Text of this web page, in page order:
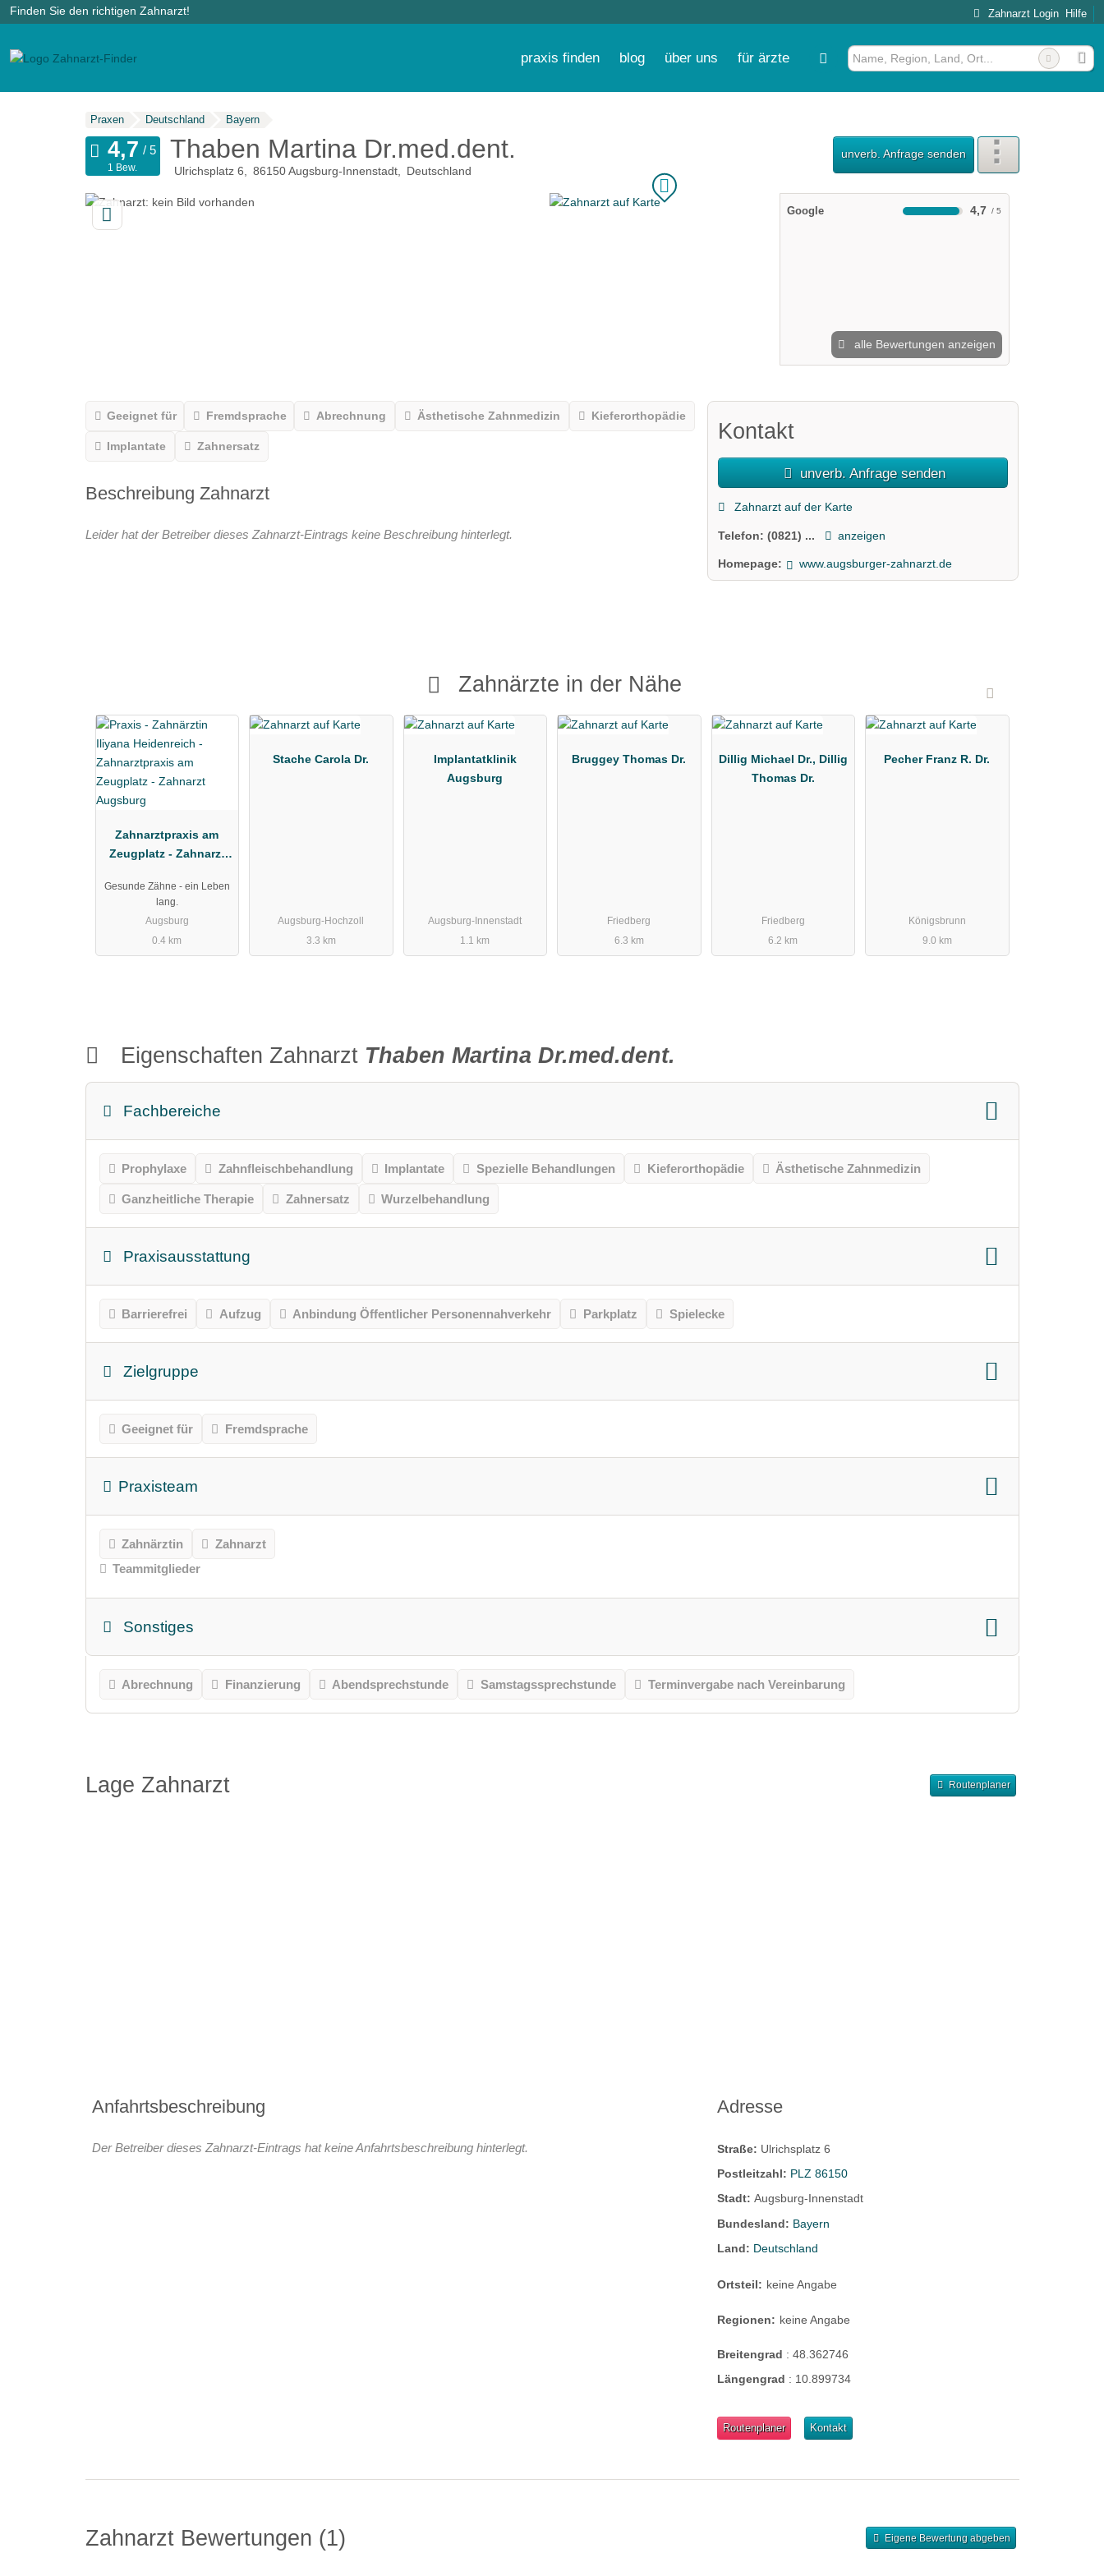
Finden Sie den richtigen Zahnarzt! Zahnarzt Login Hilfe
praxis finden blog über uns für ärzte
Praxen Deutschland Bayern
Thaben Martina Dr.med.dent.
Ulrichsplatz 6 86150 Augsburg-Innenstadt Deutschland
unverb. Anfrage senden
1 Bew.
Google 4,7
alle Bewertungen anzeigen
Geeignet für Fremdsprache Abrechnung Ästhetische Zahnmedizin Kieferorthopädie
Implantate Zahnersatz
Beschreibung Zahnarzt
Leider hat der Betreiber dieses Zahnarzt-Eintrags keine Beschreibung hinterlegt.
Kontakt
unverb. Anfrage senden
Zahnarzt auf der Karte
Telefon:(0821) ... anzeigen
Homepage: www.augsburger-zahnarzt.de
Zahnärzte in der Nähe
Zahnarztpraxis am
Zeugplatz - Zahnarzt
Gesunde Zähne - ein Leben
lang.
Augsburg
0.4 km
Stache Carola Dr.
Augsburg-Hochzoll
3.3 km
Implantatklinik
Augsburg
Augsburg-Innenstadt
1.1 km
Bruggey Thomas Dr.
Friedberg
6.3 km
Dillig Michael Dr., Dillig
Thomas Dr.
Friedberg
6.2 km
Pecher Franz R. Dr.
Königsbrunn
9.0 km
Eigenschaften Zahnarzt Thaben Martina Dr.med.dent.
Fachbereiche
Prophylaxe Zahnfleischbehandlung Implantate Spezielle Behandlungen Kieferorthopädie Ästhetische Zahnmedizin
Ganzheitliche Therapie Zahnersatz Wurzelbehandlung
Praxisausstattung
Barrierefrei Aufzug Anbindung Öffentlicher Personennahverkehr Parkplatz Spielecke
Zielgruppe
Geeignet für Fremdsprache
Praxisteam
Zahnärztin
Zahnarzt
Teammitglieder
Sonstiges
Abrechnung Finanzierung Abendsprechstunde Samstagssprechstunde Terminvergabe nach Vereinbarung
Lage Zahnarzt Routenplaner
Anfahrtsbeschreibung
Der Betreiber dieses Zahnarzt-Eintrags hat keine Anfahrtsbeschreibung hinterlegt.
Adresse
Straße: Ulrichsplatz 6
Postleitzahl: PLZ 86150
Stadt:Augsburg-Innenstadt
Bundesland: Bayern
Land: Deutschland
Ortsteil: keine Angabe
Regionen: keine Angabe
Breitengrad :48.362746
Längengrad : 10.899734
Routenplaner Kontakt
Zahnarzt Bewertungen 1 Eigene Bewertung abgeben